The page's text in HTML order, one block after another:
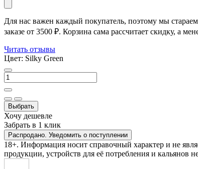
Для нас важен каждый покупатель, поэтому мы
заказе от 3500 ₽. Корзина сама рассчитает скидку, а
Читать отзывы
Цвет: Silky Green
Выбрать
Хочу дешевле
Забрать в 1 клик
Распродано. Уведомить о поступлении
18+. Информация носит справочный характер и не
продукции, устройств для её потребления и кальянов